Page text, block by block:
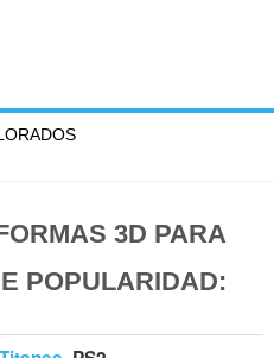
3D PARA
POPULARIDAD: